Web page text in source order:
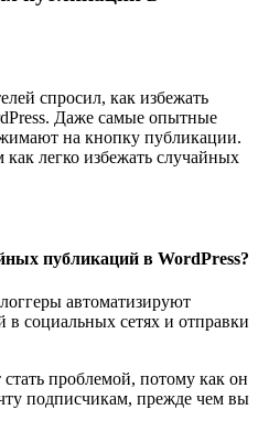
спросил, как избежать
Даже самые опытные
на кнопку публикации.
легко избежать случайных
публикаций в WordPress?
автоматизируют
социальных сетях и отправки
проблемой, потому как он
подписчикам, прежде чем вы